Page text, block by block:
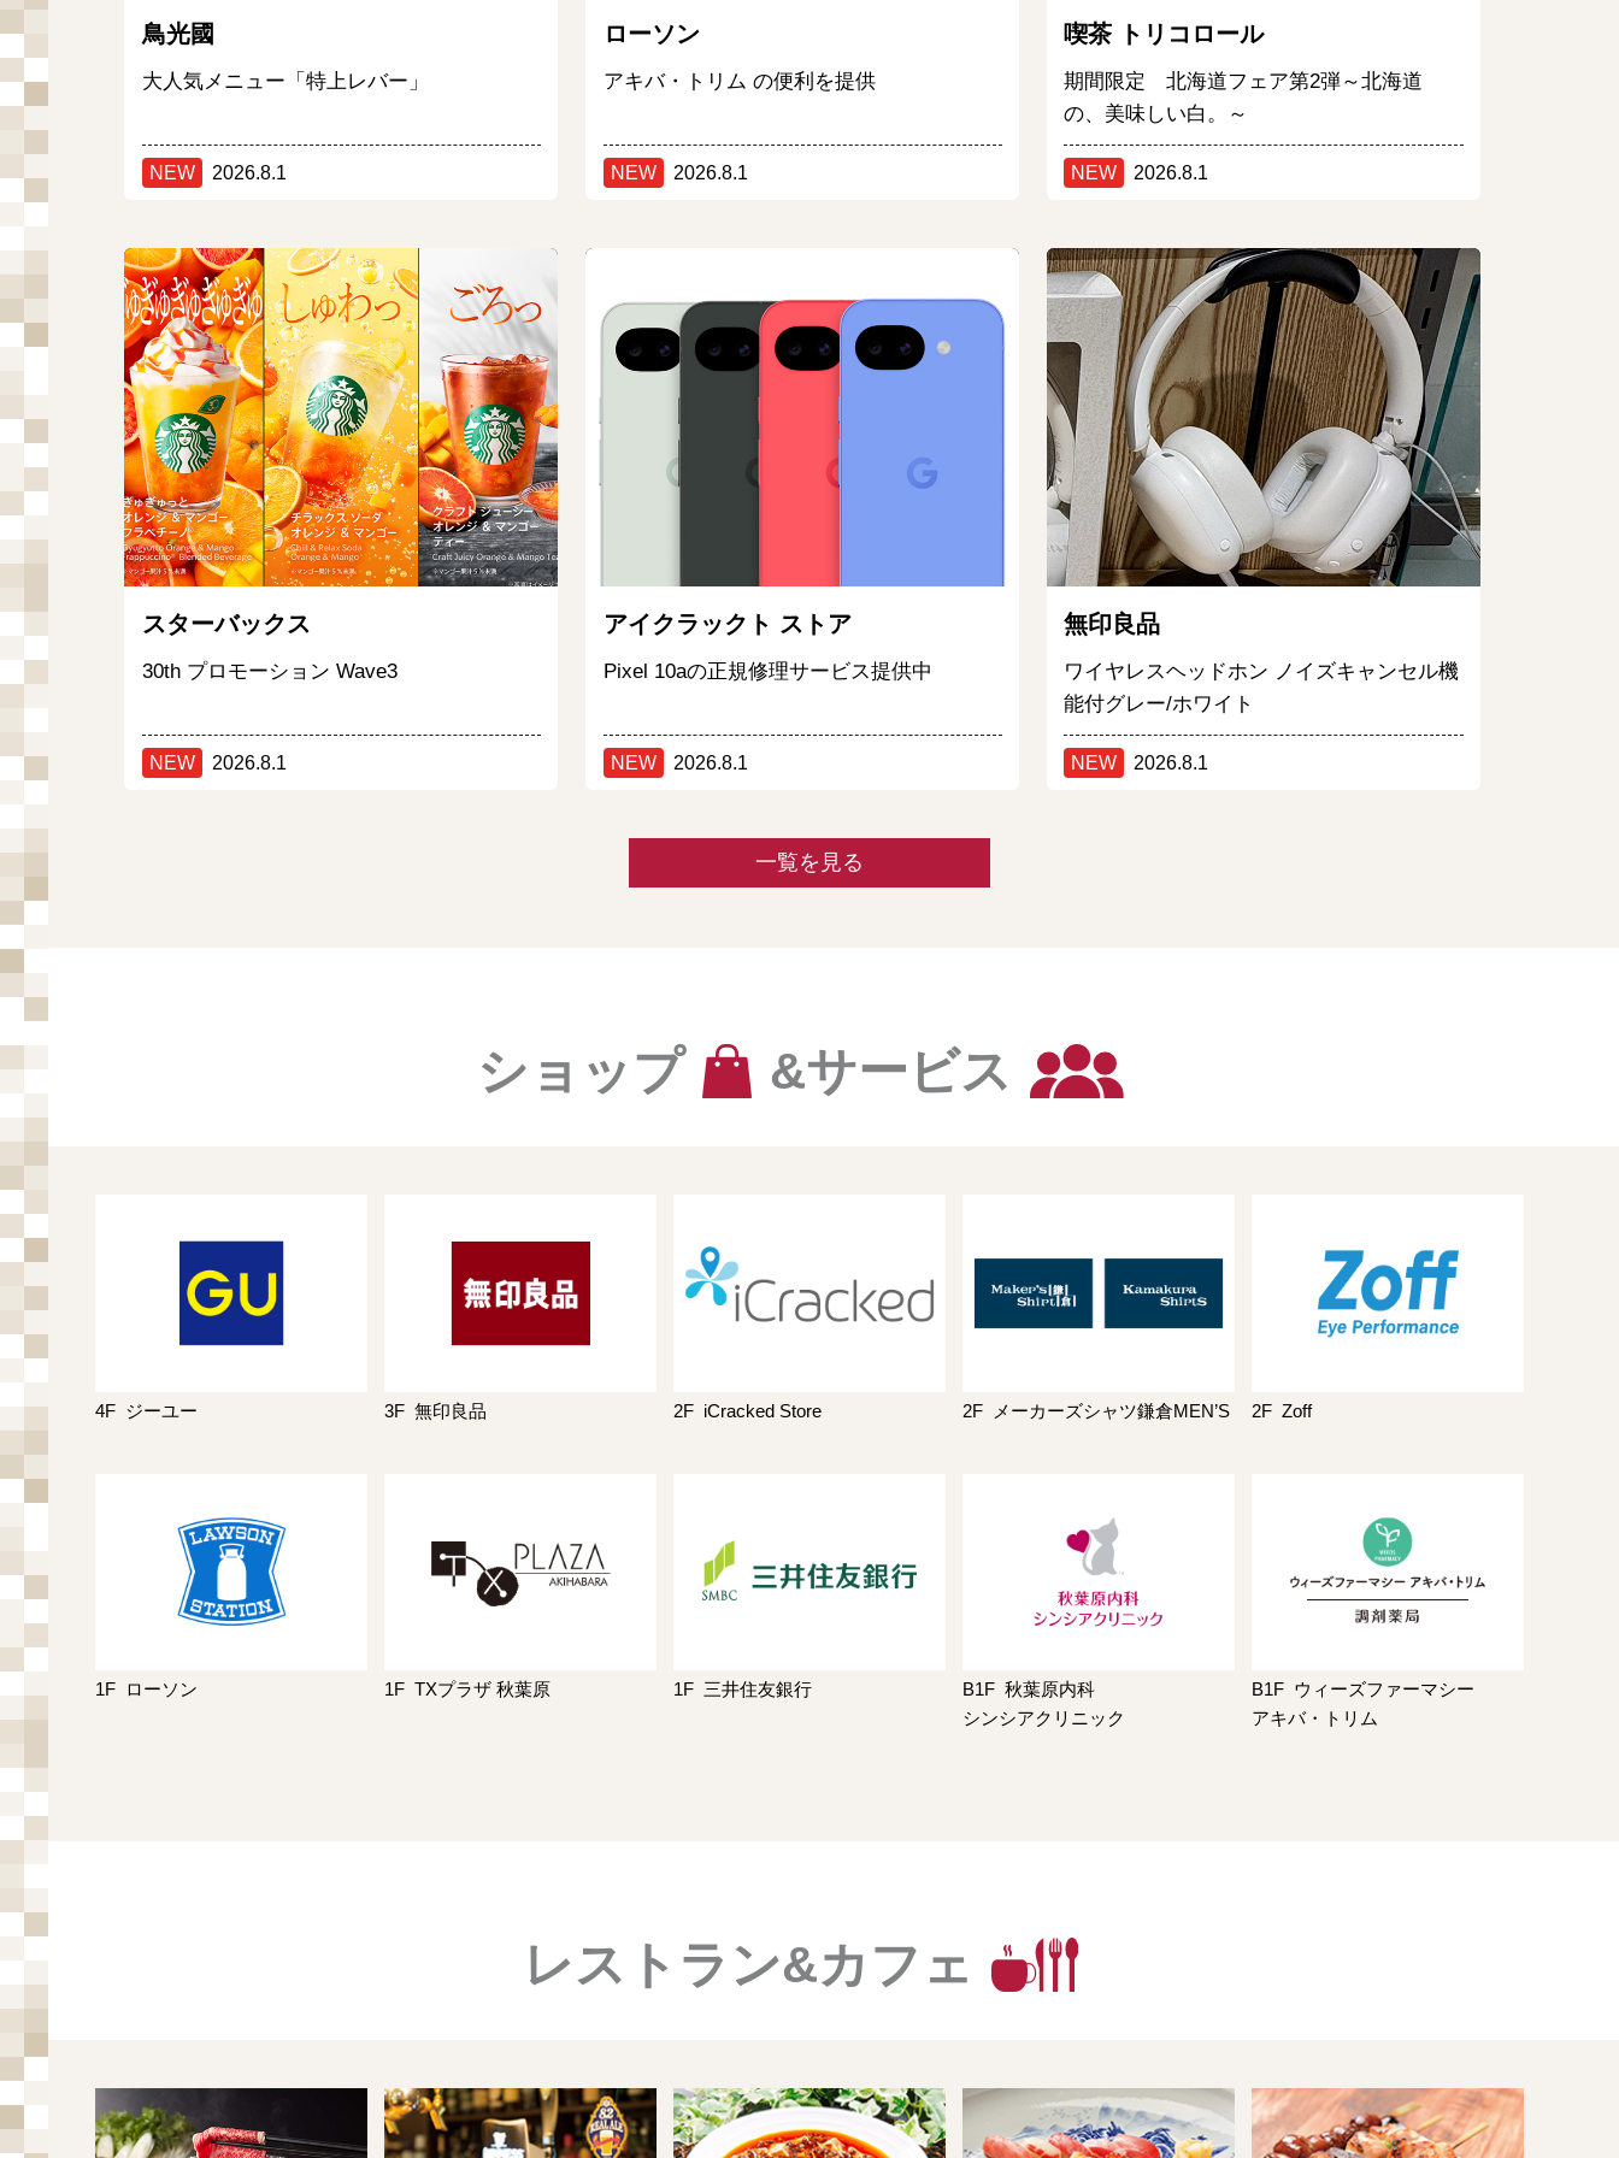
鳥光國
大人気メニュー「特上レバー」
NEW 2026.8.1
ローソン
アキバ・トリム の便利を提供
NEW 2026.8.1
喫茶 トリコロール
期間限定 北海道フェア第2弾～北海道
の、美味しい白。～
NEW 2026.8.1
スターバックス
30th プロモーション Wave3
NEW 2026.8.1
アイクラックト ストア
Pixel 10aの正規修理サービス提供中
NEW 2026.8.1
無印良品
ワイヤレスヘッドホン ノイズキャンセル機
能付グレー/ホワイト
NEW 2026.8.1
一覧を見る
ショップ &サービス
4F ジーユー 3F 無印良品 2F iCracked Store 2F メーカーズシャツ鎌倉MEN’S 2F Zoff
1F ローソン 1F TXプラザ 秋葉原 1F 三井住友銀行 B1F 秋葉原内科
シンシアクリニック
B1F ウィーズファーマシー
アキバ・トリム
レストラン&カフェ